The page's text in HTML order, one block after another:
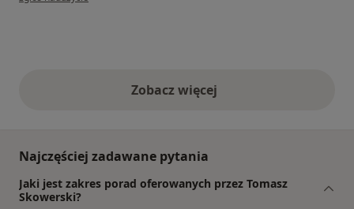
Zobacz więcejopinie powyżej
Najczęściej zadawane pytania
Jaki jest zakres porad oferowanych przez Tomasz
Skowerski?